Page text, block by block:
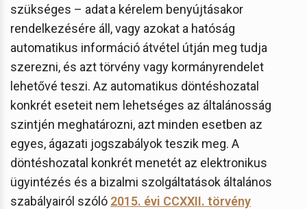
szükséges – adat a kérelem benyújtásakor
rendelkezésére áll, vagy azokat a hatóság
automatikus információ átvétel útján meg tudja
szerezni, és azt törvény vagy kormányrendelet
lehetővé teszi. Az automatikus döntéshozatal
konkrét eseteit nem lehetséges az általánosság
szintjén meghatározni, azt minden esetben az
egyes, ágazati jogszabályok teszik meg. A
döntéshozatal konkrét menetét az elektronikus
ügyintézés és a bizalmi szolgáltatások általános
szabályairól szóló 2015. évi CCXXII. törvény